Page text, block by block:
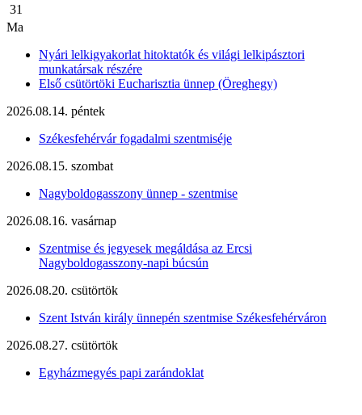
31
Ma
Nyári lelkigyakorlat hitoktatók és világi lelkipásztori
munkatársak részére
Első csütörtöki Eucharisztia ünnep (Öreghegy)
2026.08.14. péntek
Székesfehérvár fogadalmi szentmiséje
2026.08.15. szombat
Nagyboldogasszony ünnep - szentmise
2026.08.16. vasárnap
Szentmise és jegyesek megáldása az Ercsi
Nagyboldogasszony-napi búcsún
2026.08.20. csütörtök
Szent István király ünnepén szentmise Székesfehérváron
2026.08.27. csütörtök
Egyházmegyés papi zarándoklat